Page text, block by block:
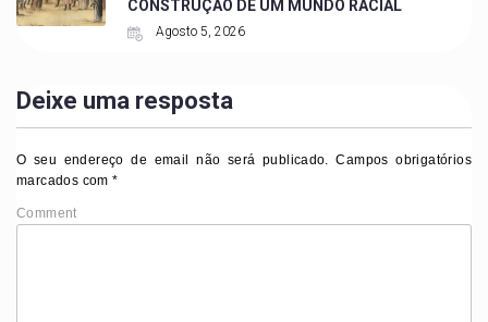
CONSTRUÇÃO DE UM MUNDO RACIAL
Agosto 5, 2026
Deixe uma resposta
O seu endereço de email não será publicado. Campos obrigatórios
marcados com*
Comment